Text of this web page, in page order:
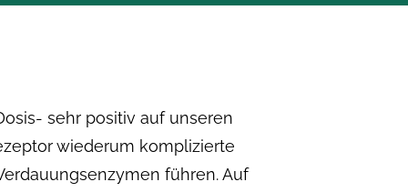
sehr positiv auf unseren
wiederum komplizierte
führen. Auf